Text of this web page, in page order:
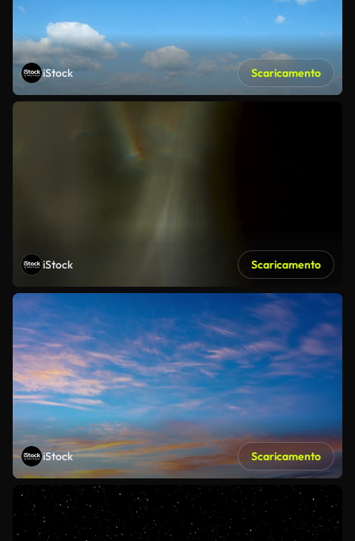
iStock Scaricamento
iStock Scaricamento
iStock Scaricamento